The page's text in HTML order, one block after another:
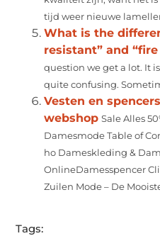
tijd weer nieuwe
What is the
resistant” and
question we get a lot. It
quite confusing.
Vesten en
webshop Sale Alles
Damesmode Table of
ho Dameskleding &
OnlineDamesspencer
Zuilen Mode – De
Tags: